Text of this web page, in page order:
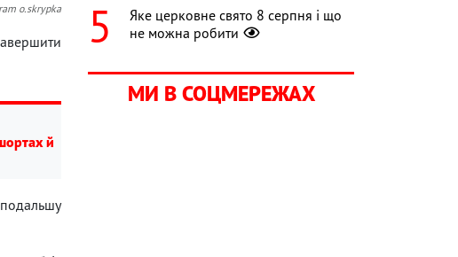
o.skrypka
й
Яке церковне свято 8 серпня і що
не можна робити
МИ В СОЦМЕРЕЖАХ